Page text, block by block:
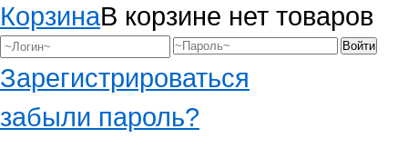
КорзинаВ корзине нет товаров
Зарегистрироваться
забыли пароль?